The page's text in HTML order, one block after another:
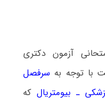
آزمون دکتری
با توجه به سرفصل
ـ بیومتریال که